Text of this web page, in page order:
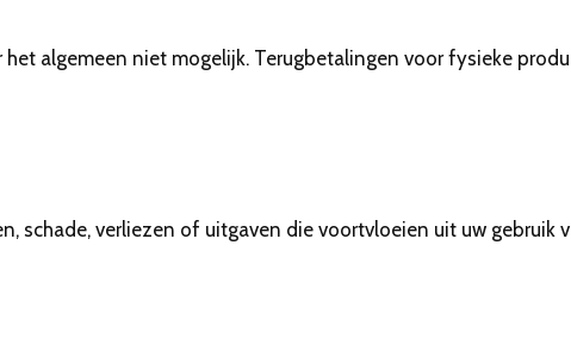
algemeen niet mogelijk. Terugbetalingen voor fysieke
schade, verliezen of uitgaven die voortvloeien uit uw gebruik